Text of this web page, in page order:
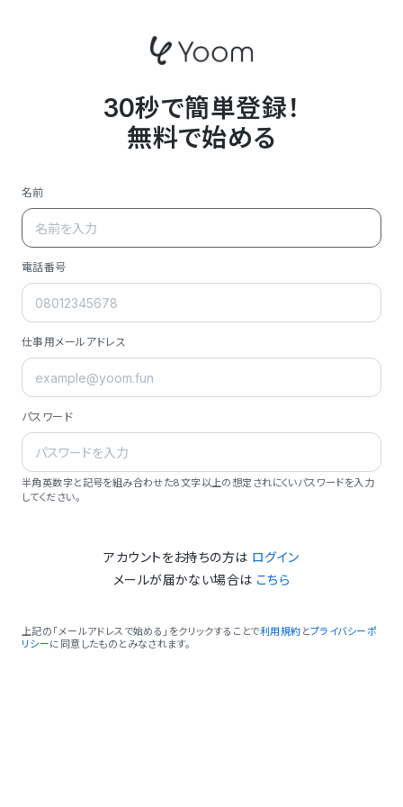
30秒で簡単登録！
無料で始める
名前
電話番号
仕事用メールアドレス
パスワード
半角英数字と記号を組み合わせた8文字以上の想定されにくいパスワードを入力
してください。
アカウントをお持ちの方は ログイン
メールが届かない場合は こちら
上記の「メールアドレスで始める」をクリックすることで利用規約 とプライバシーポ
リシーに同意したものとみなされます。